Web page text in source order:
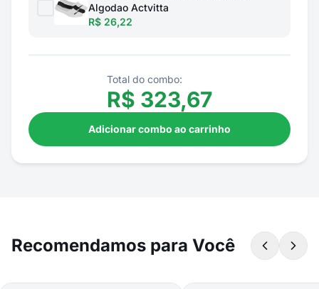
Algodao Actvitta
R$ 26,22
Total do combo:
R$ 323,67
Adicionar combo ao carrinho
Recomendamos para Você